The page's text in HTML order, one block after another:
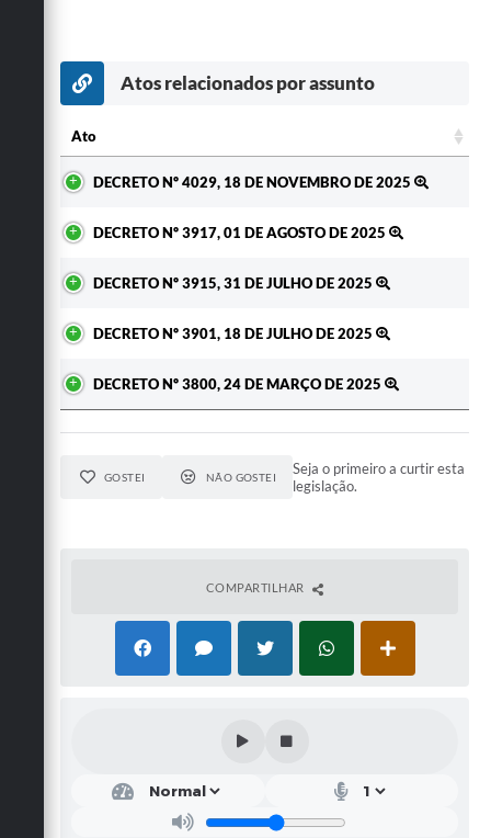
Atos relacionados por assunto
Ato
DECRETO Nº 4029, 18 DE NOVEMBRO DE 2025
DECRETO Nº 3917, 01 DE AGOSTO DE 2025
DECRETO Nº 3915, 31 DE JULHO DE 2025
DECRETO Nº 3901, 18 DE JULHO DE 2025
DECRETO Nº 3800, 24 DE MARÇO DE 2025
GOSTEI NÃO GOSTEI
Seja o primeiro a curtir esta
legislação.
COMPARTILHAR